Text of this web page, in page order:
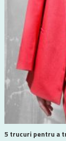
5 trucuri pentru a